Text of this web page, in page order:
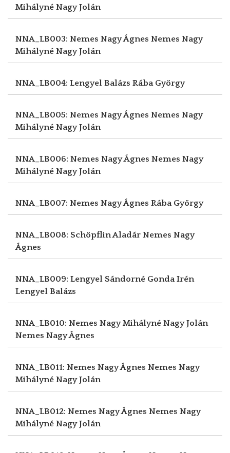
Mihályné Nagy Jolán
NNA_LB003: Nemes Nagy Ágnes Nemes Nagy
Mihályné Nagy Jolán
NNA_LB004: Lengyel Balázs Rába György
NNA_LB005: Nemes Nagy Ágnes Nemes Nagy
Mihályné Nagy Jolán
NNA_LB006: Nemes Nagy Ágnes Nemes Nagy
Mihályné Nagy Jolán
NNA_LB007: Nemes Nagy Ágnes Rába György
NNA_LB008: Schöpflin Aladár Nemes Nagy
Ágnes
NNA_LB009: Lengyel Sándorné Gonda Irén
Lengyel Balázs
NNA_LB010: Nemes Nagy Mihályné Nagy Jolán
Nemes Nagy Ágnes
NNA_LB011: Nemes Nagy Ágnes Nemes Nagy
Mihályné Nagy Jolán
NNA_LB012: Nemes Nagy Ágnes Nemes Nagy
Mihályné Nagy Jolán